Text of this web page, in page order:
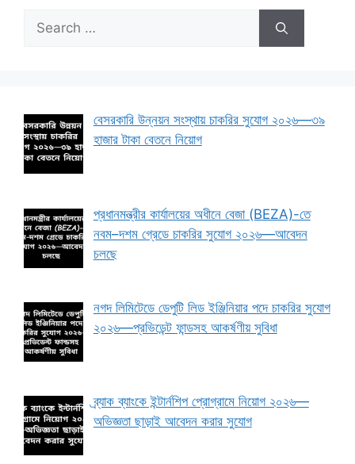
Search
for:
বেসরকারি উন্নয়ন সংস্থায় চাকরির সুযোগ ২০২৬—৩৯
হাজার টাকা বেতনে নিয়োগ
প্রধানমন্ত্রীর কার্যালয়ের অধীনে বেজা (BEZA)-তে
নবম–দশম গ্রেডে চাকরির সুযোগ ২০২৬—আবেদন
চলছে
নগদ লিমিটেডে ডেপুটি লিড ইঞ্জিনিয়ার পদে চাকরির সুযোগ
২০২৬—প্রভিডেন্ট ফান্ডসহ আকর্ষণীয় সুবিধা
ব্র্যাক ব্যাংকে ইন্টার্নশিপ প্রোগ্রামে নিয়োগ ২০২৬—
অভিজ্ঞতা ছাড়াই আবেদন করার সুযোগ